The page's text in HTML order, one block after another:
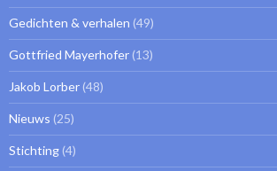
Gedichten & verhalen (49)
Gottfried Mayerhofer (13)
Jakob Lorber (48)
Nieuws (25)
Stichting (4)